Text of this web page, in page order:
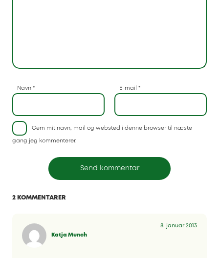
Navn * E-mail *
Gem mit navn, mail og websted i denne browser til næste
gang jeg kommenterer.
2 KOMMENTARER
Katja Munch
8. januar 2013